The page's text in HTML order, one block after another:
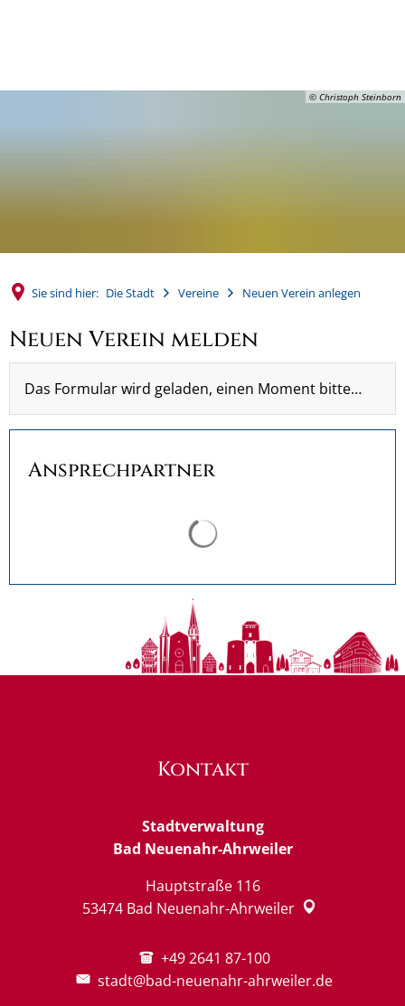
© Christoph Steinborn
Sie sind hier: Die Stadt Vereine Neuen Verein anlegen
Neuen Verein melden
Das Formular wird geladen, einen Moment bitte…
Ansprechpartner
Kontakt
Stadtverwaltung
Bad Neuenahr-Ahrweiler
Hauptstraße 116
53474 Bad Neuenahr-Ahrweiler
+49 2641 87-100
stadt@bad-neuenahr-ahrweiler.de